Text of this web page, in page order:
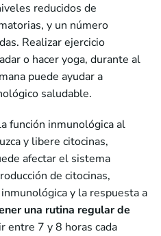
reducidos de
y un número
Realizar ejercicio
o hacer yoga, durante al
puede ayudar a
saludable.
función inmunológica al
y libere citocinas,
afectar el sistema
de citocinas,
y la respuesta a
una rutina regular de
entre 7 y 8 horas cada